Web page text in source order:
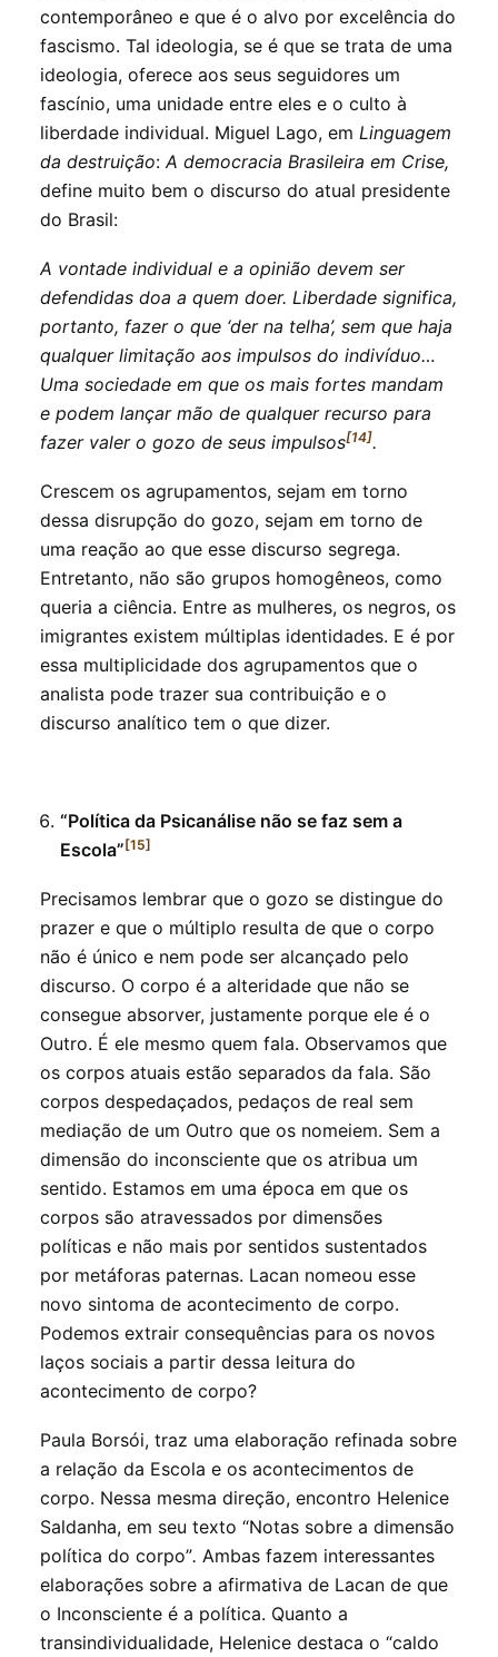
contemporâneo e que é o alvo por excelência do
fascismo. Tal ideologia, se é que se trata de uma
ideologia, oferece aos seus seguidores um
fascínio, uma unidade entre eles e o culto à
liberdade individual. Miguel Lago, em Linguagem
da destruição:A democracia Brasileira em Crise,
define muito bem o discurso do atual presidente
do Brasil:
A vontade individual e a opinião devem ser
defendidas doa a quem doer. Liberdade significa,
portanto, fazer o que ‘der na telha’, sem que haja
qualquer limitação aos impulsos do indivíduo…
Uma sociedade em que os mais fortes mandam
e podem lançar mão de qualquer recurso para
fazer valer o gozo de seus impulsos[14].
Crescem os agrupamentos, sejam em torno
dessa disrupção do gozo, sejam em torno de
uma reação ao que esse discurso segrega.
Entretanto, não são grupos homogêneos, como
queria a ciência. Entre as mulheres, os negros, os
imigrantes existem múltiplas identidades. E é por
essa multiplicidade dos agrupamentos que o
analista pode trazer sua contribuição e o
discurso analítico tem o que dizer.
“Política da Psicanálise não se faz sem a
Escola”[15]
Precisamos lembrar que o gozo se distingue do
prazer e que o múltiplo resulta de que o corpo
não é único e nem pode ser alcançado pelo
discurso. O corpo é a alteridade que não se
consegue absorver, justamente porque ele é o
Outro. É ele mesmo quem fala. Observamos que
os corpos atuais estão separados da fala. São
corpos despedaçados, pedaços de real sem
mediação de um Outro que os nomeiem. Sem a
dimensão do inconsciente que os atribua um
sentido. Estamos em uma época em que os
corpos são atravessados por dimensões
políticas e não mais por sentidos sustentados
por metáforas paternas. Lacan nomeou esse
novo sintoma de acontecimento de corpo.
Podemos extrair consequências para os novos
laços sociais a partir dessa leitura do
acontecimento de corpo?
Paula Borsói, traz uma elaboração refinada sobre
a relação da Escola e os acontecimentos de
corpo. Nessa mesma direção, encontro Helenice
Saldanha, em seu texto “Notas sobre a dimensão
política do corpo”. Ambas fazem interessantes
elaborações sobre a afirmativa de Lacan de que
o Inconsciente é a política. Quanto a
transindividualidade, Helenice destaca o “caldo